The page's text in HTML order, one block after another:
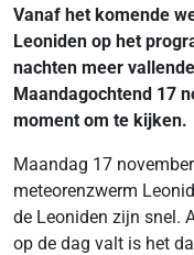
Vanaf het komende
Leoniden op het
nachten meer
Maandagochtend 17
moment om te kijken.
Maandag 17
meteorenzwerm
de Leoniden zijn snel.
op de dag valt is het